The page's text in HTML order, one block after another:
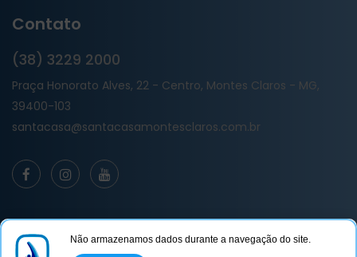
Contato
(38) 3229 2000
Praça Honorato Alves, 22 - Centro, Montes Claros - MG,
39400-103
santacasa@santacasamontesclaros.com.br
Não armazenamos dados durante a navegação do site.